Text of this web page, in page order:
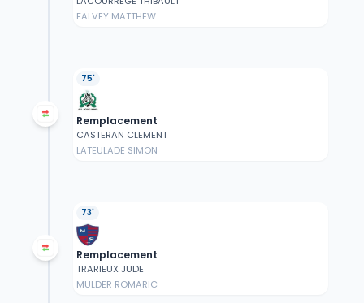
FALVEY MATTHEW
75'
Remplacement
CASTERAN CLEMENT
LATEULADE SIMON
73'
Remplacement
TRARIEUX JUDE
MULDER ROMARIC